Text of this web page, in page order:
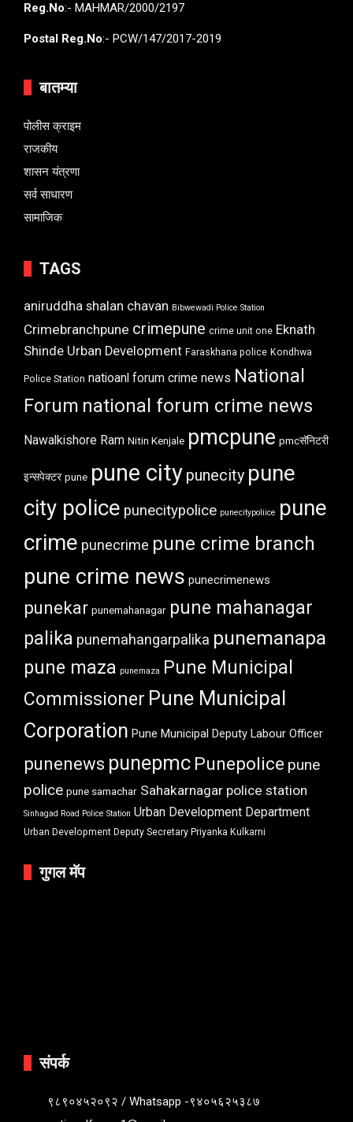
Reg.No:- MAHMAR/2000/2197
Postal Reg.No:- PCW/147/2017-2019
बातम्या
पोलीस क्राइम
राजकीय
शासन यंत्रणा
सर्व साधारण
सामाजिक
TAGS
aniruddha shalan chavan Bibwewadi Police Station
Crimebranchpune crimepune crime unit one Eknath
Shinde Urban Development Faraskhana police Kondhwa
Police Station natioanl forum crime news National
Forum national forum crime news
Nawalkishore Ram Nitin Kenjale pmcpune pmcसॅनिटरी
इन्सपेक्टर pune pune city punecity pune
city police punecitypolice punecitypoliice pune
crime punecrime pune crime branch
pune crime news punecrimenews
punekar punemahanagar pune mahanagar
palika punemahangarpalika punemanapa
pune maza punemaza
Pune Municipal
Commissioner Pune Municipal
Corporation Pune Municipal Deputy Labour Officer
punenews punepmc Punepolice pune
police pune samachar Sahakarnagar police station
Sinhagad Road Police Station Urban Development Department
Urban Development Deputy Secretary Priyanka Kulkarni
गुगल मॅप
संपर्क
९८९०४५२०९२ / Whatsapp -९४०५६२५३८७